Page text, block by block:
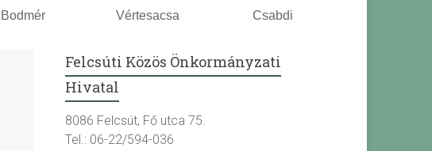
Bodmér Vértesacsa Csabdi
Felcsúti Közös Önkormányzati
Hivatal
8086 Felcsút, Fő utca 75.
Tel.: 06-22/594-036